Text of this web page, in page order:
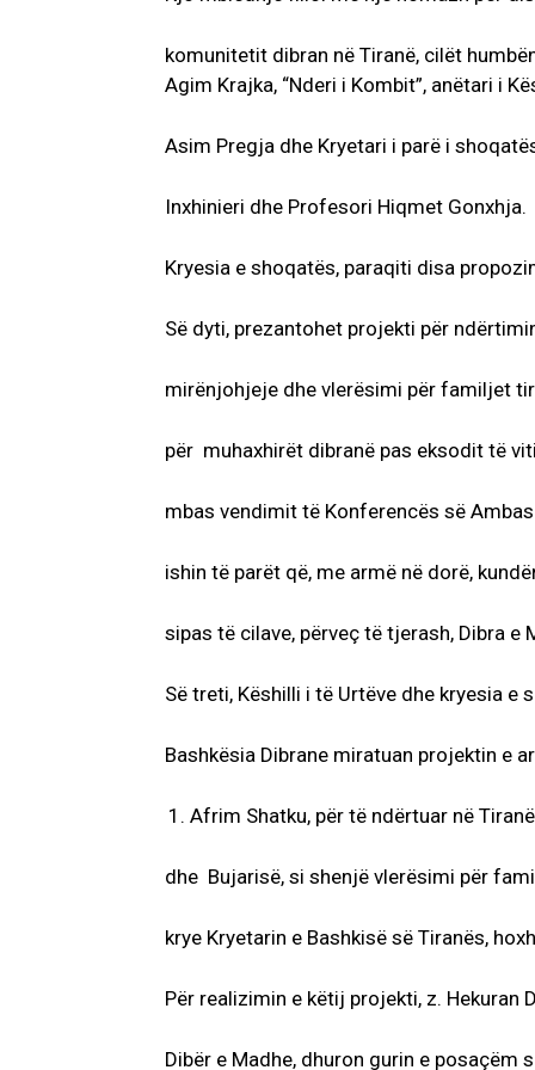
komunitetit dibran në Tiranë, cilët
Agim Krajka, “Nderi i Kombit”, anëtari i
Asim Pregja dhe Kryetari i parë i
Inxhinieri dhe Profesori Hiqmet Gonxhja.
Kryesia e shoqatës, paraqiti disa
Së dyti, prezantohet projekti për
mirënjohjeje dhe vlerësimi për familjet
për muhaxhirët dibranë pas eksodit të
mbas vendimit të Konferencës së
ishin të parët që, me armë në dorë,
sipas të cilave, përveç të tjerash, Dibra e
Së treti, Këshilli i të Urtëve dhe kryesia e
Bashkësia Dibrane miratuan projektin e
Afrim Shatku, për të ndërtuar në
dhe Bujarisë, si shenjë vlerësimi për
krye Kryetarin e Bashkisë së Tiranës,
Për realizimin e këtij projekti, z. Hekuran
Dibër e Madhe, dhuron gurin e posaçëm